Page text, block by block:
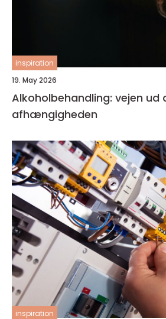
inspiration
19. May 2026
Alkoholbehandling: vejen ud
afhængigheden
inspiration